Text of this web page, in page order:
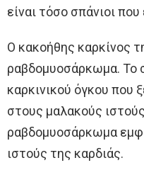
είναι τόσο σπάνιοι
Ο κακοήθης καρκίνος
ραβδομυοσάρκωμα. Το
καρκινικού όγκου που
στους μαλακούς
ραβδομυοσάρκωμα
ιστούς της καρδιάς.